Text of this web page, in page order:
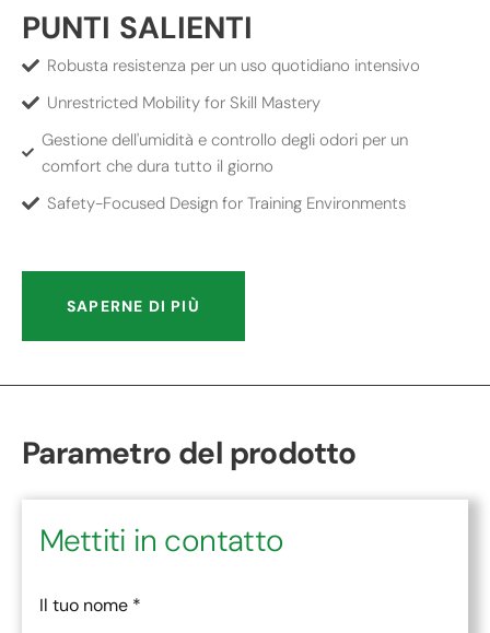
PUNTI SALIENTI
Robusta resistenza per un uso quotidiano intensivo
Unrestricted Mobility for Skill Mastery
Gestione dell'umidità e controllo degli odori per un
comfort che dura tutto il giorno
Safety-Focused Design for Training Environments
SAPERNE DI PIÙ
Parametro del prodotto
Mettiti in contatto
Il tuo nome *